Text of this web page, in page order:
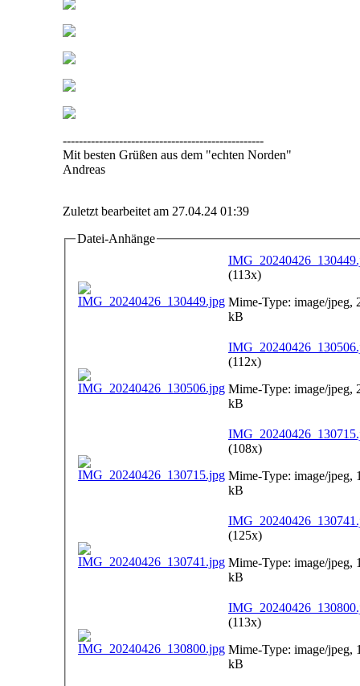
--------------------------------------------------
Mit besten Grüßen aus dem "echten Norden"
Andreas
Zuletzt bearbeitet am 27.04.24 01:39
Datei-Anhänge
(113x)
Mime-Type: image/jpeg,
kB
(112x)
Mime-Type: image/jpeg,
kB
(108x)
Mime-Type: image/jpeg,
kB
(125x)
Mime-Type: image/jpeg,
kB
(113x)
Mime-Type: image/jpeg,
kB